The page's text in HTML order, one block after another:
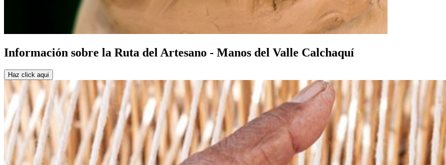
Información sobre la Ruta del Artesano - Manos del Valle Calchaquí
Haz click aqui